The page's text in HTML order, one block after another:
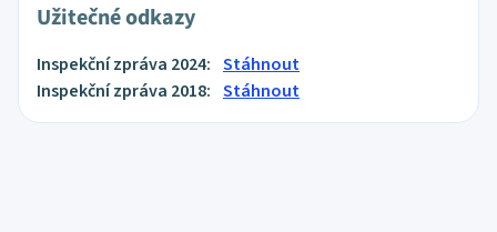
Užitečné odkazy
Inspekční zpráva 2024: Stáhnout
Inspekční zpráva 2018: Stáhnout